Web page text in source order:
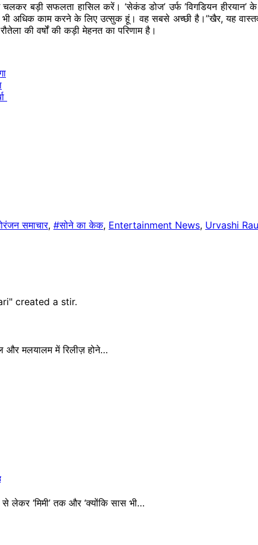
बड़ी सफलता हासिल करें। ‘सेकंड डोज’ उर्फ ​​’विगडियन
काम करने के लिए उत्सुक हूं। वह सबसे अच्छी है।”खैर, यह वास्तव में
की वर्षों की कड़ी मेहनत का परिणाम है।
समाचार, #सोने का केक, Entertainment News, Urvashi
और मलयालम में रिलीज़ होने…
लेकर ‘मिमी’ तक और ‘क्योंकि सास भी…